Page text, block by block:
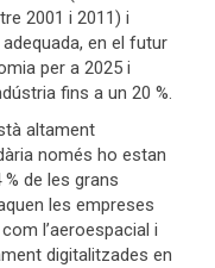
2001 i 2011) i
en el futur
per a 2025 i
fins a un 20 %.
altament
només ho estan
de les grans
les empreses
l’aeroespacial i
digitalitzades en